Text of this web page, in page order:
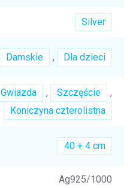
Silver
Damskie , Dla dzieci
Gwiazda , Szczęście
,
Koniczyna czterolistna
40 + 4 cm
Ag925/1000